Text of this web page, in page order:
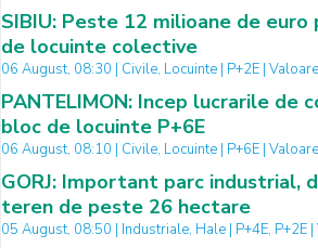
SIBIU: Peste 12 milioane de
de locuinte colective
06 August, 08:30 | Civile, Locuinte | P+2E |
PANTELIMON: Incep lucrarile de
bloc de locuinte P+6E
06 August, 08:10 | Civile, Locuinte | P+6E |
GORJ: Important parc industrial,
teren de peste 26 hectare
05 August, 08:50 | Industriale, Hale | P+4E, P+2E